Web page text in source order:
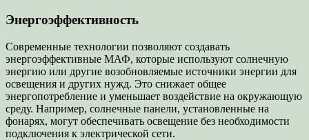
Энергоэффективность
Современные технологии позволяют создавать
энергоэффективные МАФ, которые используют солнечную
энергию или другие возобновляемые источники энергии для
освещения и других нужд. Это снижает общее
энергопотребление и уменьшает воздействие на окружающую
среду. Например, солнечные панели, установленные на
фонарях, могут обеспечивать освещение без необходимости
подключения к электрической сети.